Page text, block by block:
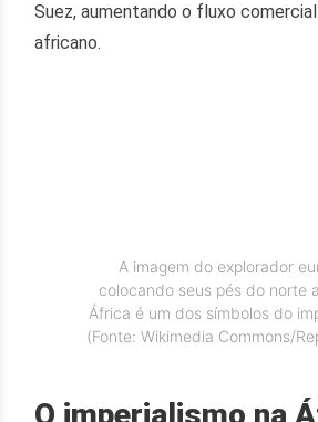
Suez, aumentando o fluxo
africano.
A imagem do explorador
colocando seus pés do norte
África é um dos símbolos do
(Fonte: Wikimedia Commons/
O imperialismo na